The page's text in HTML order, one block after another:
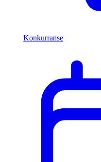
Konkurranse